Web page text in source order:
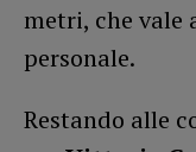
metri, che vale
personale.
Restando alle